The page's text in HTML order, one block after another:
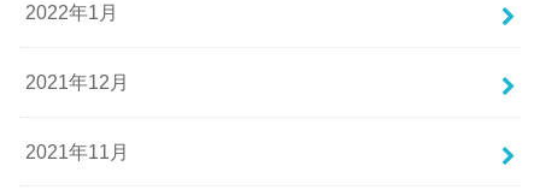
2022年1月
2021年12月
2021年11月